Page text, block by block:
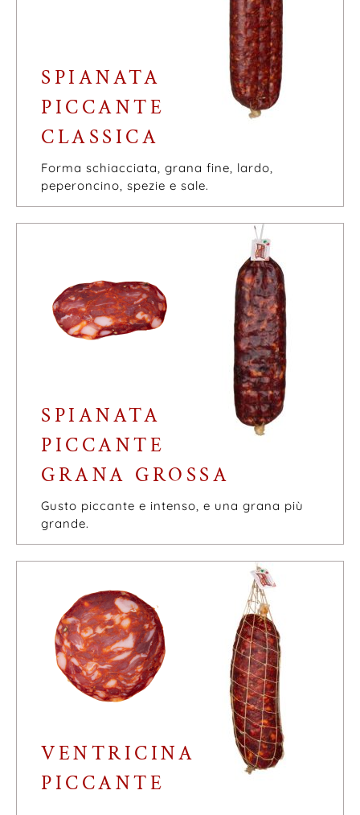
SPIANATA
PICCANTE
CLASSICA
Forma schiacciata, grana fine, lardo,
peperoncino, spezie e sale.
SPIANATA
PICCANTE
GRANA GROSSA
Gusto piccante e intenso, e una grana più
grande.
VENTRICINA
PICCANTE